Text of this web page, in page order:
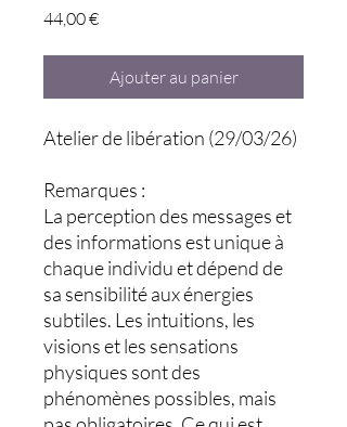
44,00 €Prix
Ajouter au panier
Atelier de libération (29/03/26)
Remarques :
La perception des messages et
des informations est unique à
chaque individu et dépend de
sa sensibilité aux énergies
subtiles. Les intuitions, les
visions et les sensations
physiques sont des
phénomènes possibles, mais